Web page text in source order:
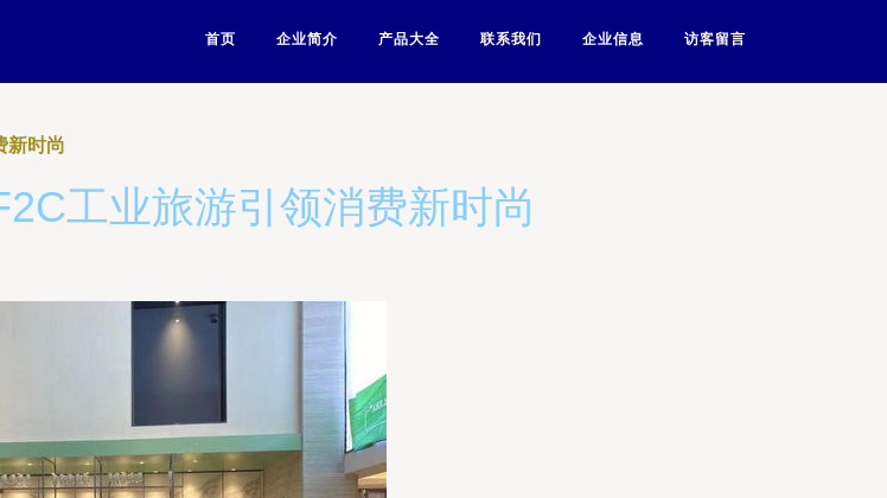
首页 企业简介 产品大全 联系我们 企业信息 访客留言
新时尚
工业旅游引领消费新时尚